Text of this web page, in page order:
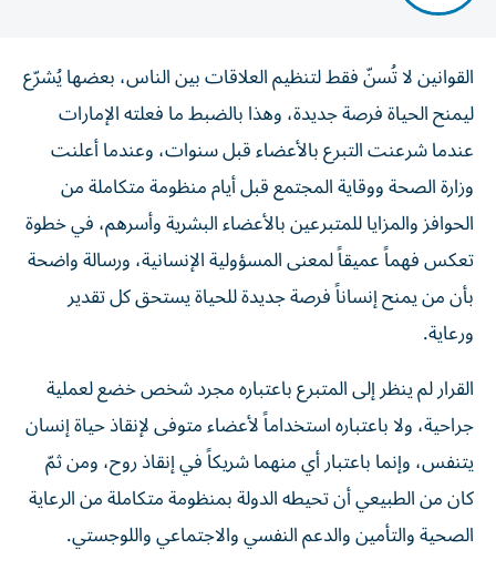
القوانين لا تُسنّ فقط لتنظيم العلاقات بين الناس، بعضها يُشرّع
ليمنح الحياة فرصة جديدة، وهذا بالضبط ما فعلته الإمارات
عندما شرعنت التبرع بالأعضاء قبل سنوات، وعندما أعلنت
وزارة الصحة ووقاية المجتمع قبل أيام منظومة متكاملة من
الحوافز والمزايا للمتبرعين بالأعضاء البشرية وأسرهم، في خطوة
تعكس فهماً عميقاً لمعنى المسؤولية الإنسانية، ورسالة واضحة
بأن من يمنح إنساناً فرصة جديدة للحياة يستحق كل تقدير
ورعاية.
القرار لم ينظر إلى المتبرع باعتباره مجرد شخص خضع لعملية
جراحية، ولا باعتباره استخداماً لأعضاء متوفى لإنقاذ حياة إنسان
يتنفس، وإنما باعتبار أي منهما شريكاً في إنقاذ روح، ومن ثمّ
كان من الطبيعي أن تحيطه الدولة بمنظومة متكاملة من الرعاية
الصحية والتأمين والدعم النفسي والاجتماعي واللوجستي.